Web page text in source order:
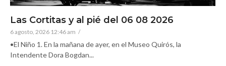
Las Cortitas y al pié del 06 08 2026
6 agosto, 2026 12:46 am /
•El Niño 1. En la mañana de ayer, en el Museo Quirós, la
Intendente Dora Bogdan...